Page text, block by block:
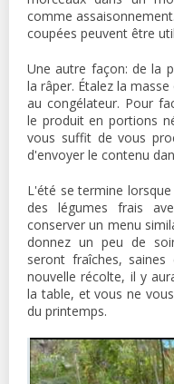
comme
coupées peuvent être
Une autre façon: de la
la râper. Étalez la
au congélateur. Pour
le produit en portions
vous suffit de vous
d'envoyer le contenu
L'été se termine
des légumes frais
conserver un menu
donnez un peu de
seront fraîches, saines
nouvelle récolte, il y
la table, et vous ne
du printemps.